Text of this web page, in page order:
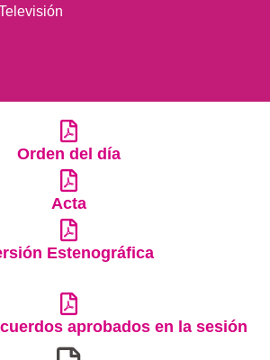
Orden del día
Acta
Estenográfica
aprobados en la sesión